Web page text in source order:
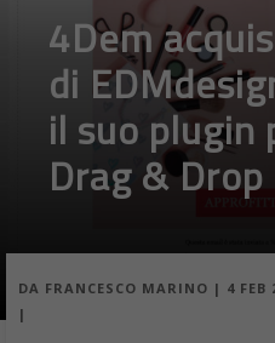
4Dem
di
il suo plugin
Drag &
DA FRANCESCO MARINO | 4 FEB
|